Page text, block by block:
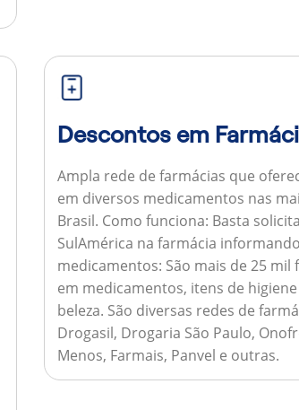
Descontos em
Ampla rede de farmácias que
em diversos medicamentos nas
Brasil. Como funciona: Basta
SulAmérica na farmácia
medicamentos: São mais de 25
em medicamentos, itens de
beleza. São diversas redes de
Drogasil, Drogaria São Paulo,
Menos, Farmais, Panvel e outras.